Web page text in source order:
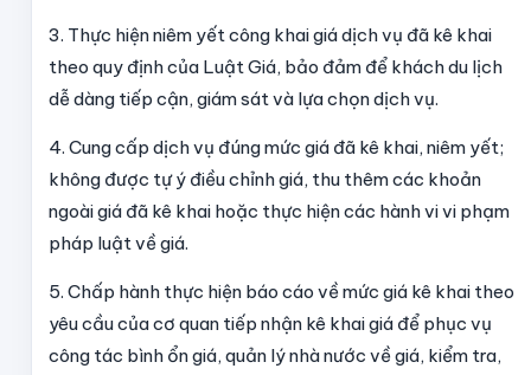
3. Thực hiện niêm yết công khai giá dịch vụ đã kê khai
theo quy định của Luật Giá, bảo đảm để khách du lịch
dễ dàng tiếp cận, giám sát và lựa chọn dịch vụ.
4. Cung cấp dịch vụ đúng mức giá đã kê khai, niêm yết;
không được tự ý điều chỉnh giá, thu thêm các khoản
ngoài giá đã kê khai hoặc thực hiện các hành vi vi phạm
pháp luật về giá.
5. Chấp hành thực hiện báo cáo về mức giá kê khai theo
yêu cầu của cơ quan tiếp nhận kê khai giá để phục vụ
công tác bình ổn giá, quản lý nhà nước về giá, kiểm tra,